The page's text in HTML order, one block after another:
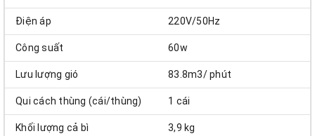
Điện áp 220V/50Hz
Công suất 60w
Lưu lượng gió 83.8m3/ phút
Qui cách thùng (cái/thùng) 1 cái
Khối lượng cả bì 3,9 kg